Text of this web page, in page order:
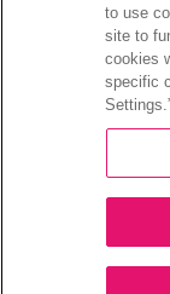
©2026 XPERI INC.
プライバ
to use
site to
cookies
specific